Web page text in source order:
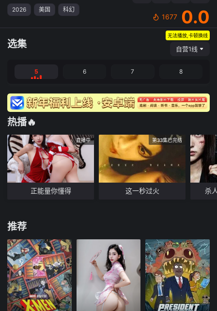
2026 美国 科幻
1677 0.0
选集
无法播放,卡顿换线
自营1线
5 6 7 8
热播🔥
直播中
正能量你懂得
第33集已完结
这一秒过火 杀
推荐